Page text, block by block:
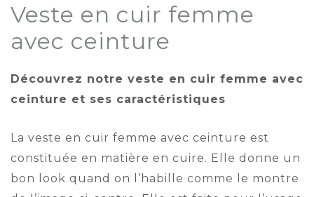
Veste en cuir femme
avec ceinture
Découvrez notre veste en cuir femme avec
ceinture et ses caractéristiques
La veste en cuir femme avec ceinture est
constituée en matière en cuire. Elle donne un
bon look quand on l’habille comme le montre